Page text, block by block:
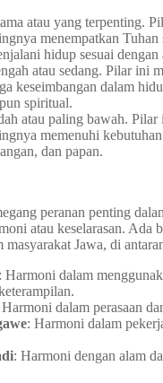
atau yang terpenting.
menempatkan Tuhan
hidup sesuai dengan
atau sedang. Pilar ini
keseimbangan dalam
spiritual.
atau paling bawah. Pilar
memenuhi
dan papan.
peranan penting
atau keselarasan. Ada
Jawa, di
: Harmoni dalam
Harmoni dalam perasaan
: Harmoni dalam
: Harmoni dengan alam